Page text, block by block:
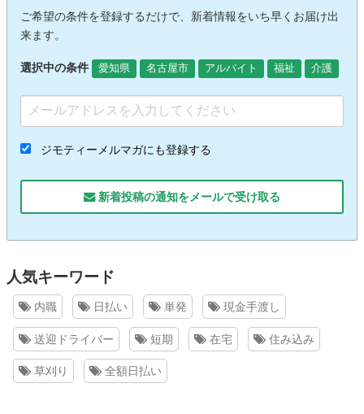
ご希望の条件を登録するだけで、新着情報をいち早くお届け出
来ます。
選択中の条件 愛知県 名古屋市 アルバイト 福祉 介護
ジモティーメルマガにも登録する
新着投稿の通知をメールで受け取る
人気キーワード
内職 日払い 単発 現金手渡し
送迎ドライバー 短期 在宅 住み込み
草刈り 全額日払い